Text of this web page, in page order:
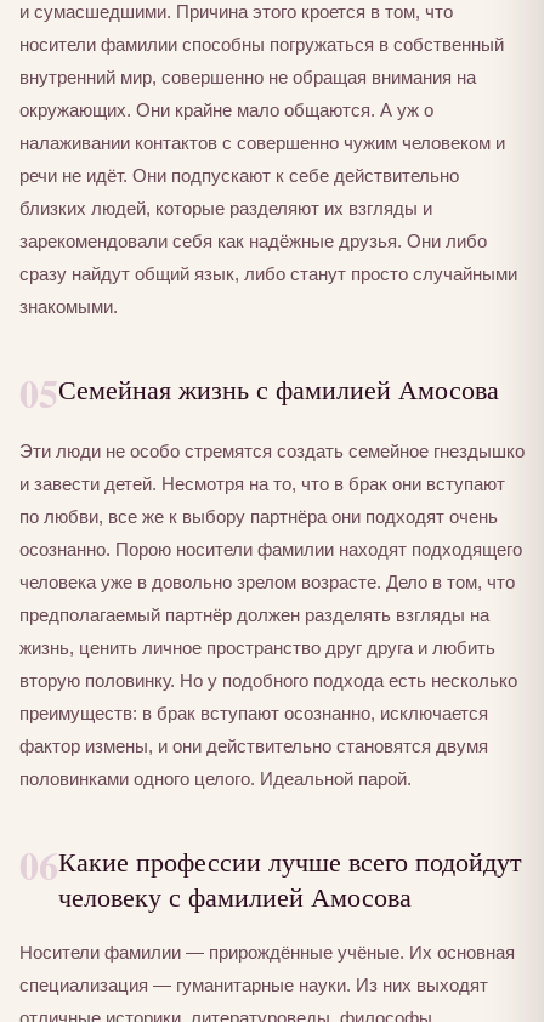
и сумасшедшими. Причина этого кроется в том, что
носители фамилии способны погружаться в собственный
внутренний мир, совершенно не обращая внимания на
окружающих. Они крайне мало общаются. А уж о
налаживании контактов с совершенно чужим человеком и
речи не идёт. Они подпускают к себе действительно
близких людей, которые разделяют их взгляды и
зарекомендовали себя как надёжные друзья. Они либо
сразу найдут общий язык, либо станут просто случайными
знакомыми.
05Семейная жизнь с фамилией Амосова
Эти люди не особо стремятся создать семейное гнездышко
и завести детей. Несмотря на то, что в брак они вступают
по любви, все же к выбору партнёра они подходят очень
осознанно. Порою носители фамилии находят подходящего
человека уже в довольно зрелом возрасте. Дело в том, что
предполагаемый партнёр должен разделять взгляды на
жизнь, ценить личное пространство друг друга и любить
вторую половинку. Но у подобного подхода есть несколько
преимуществ: в брак вступают осознанно, исключается
фактор измены, и они действительно становятся двумя
половинками одного целого. Идеальной парой.
06Какие профессии лучше всего подойдут
человеку с фамилией Амосова
Носители фамилии — прирождённые учёные. Их основная
специализация — гуманитарные науки. Из них выходят
отличные историки, литературоведы, философы,